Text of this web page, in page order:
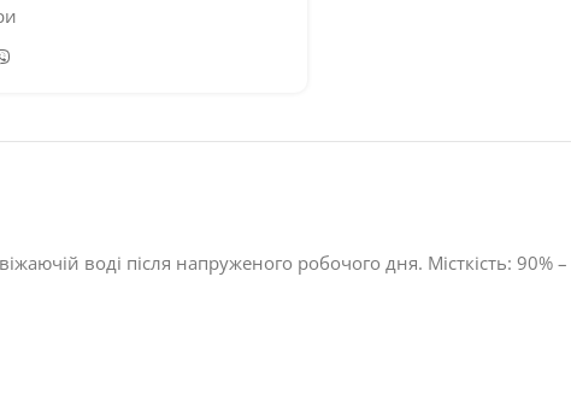
воді після напруженого робочого дня. Місткість: 90% –